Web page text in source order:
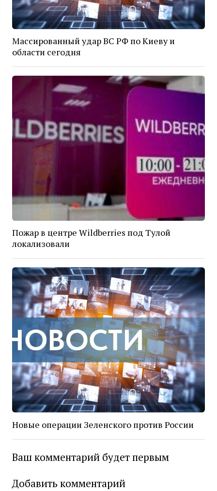
Массированный удар ВС РФ по Киеву и
области сегодня
Пожар в центре Wildberries под Тулой
локализовали
Новые операции Зеленского против России
Ваш комментарий будет первым
Добавить комментарий